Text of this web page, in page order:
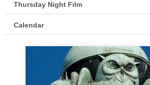
Thursday Night Film
Calendar